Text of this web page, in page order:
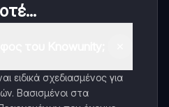
ειδικά σχεδιασμένος για
Βασισμένοι στα